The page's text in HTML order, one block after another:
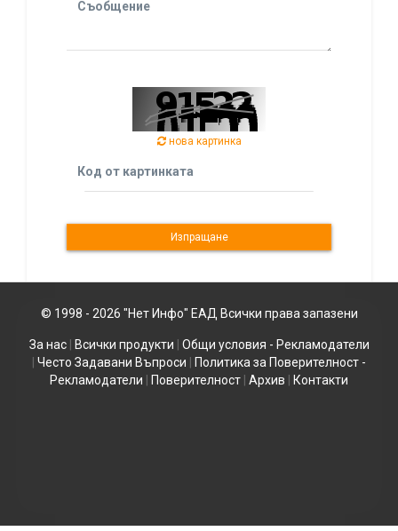
Съобщение
нова картинка
Код от картинката
© 1998 - 2026 "Нет Инфо" ЕАД Всички права запазени
За нас| Всички продукти
Общи условия - Рекламодатели
Често Задавани Въпроси
Политика за Поверителност -
Рекламодатели
Поверителност Архив Контакти